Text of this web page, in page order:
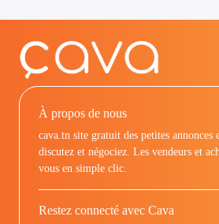
À propos de nous
cava.tn site gratuit des petites annonces
discutez et négociez. Les vendeurs et
vous en simple clic.
Restez connecté avec Cava